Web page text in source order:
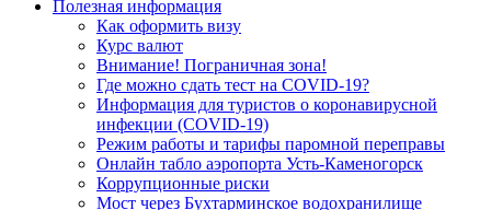
Полезная информация
Как оформить визу
Курс валют
Внимание! Пограничная зона!
Где можно сдать тест на COVID-19?
Информация для туристов о коронавирусной
инфекции (COVID-19)
Режим работы и тарифы паромной переправы
Онлайн табло аэропорта Усть-Каменогорск
Коррупционные риски
Мост через Бухтарминское водохранилище